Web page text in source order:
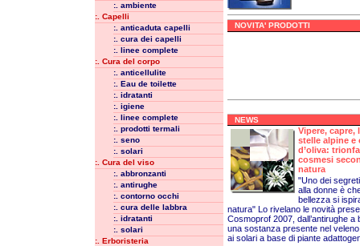
:. ambiente
:. Capelli
:. anticaduta capelli
:. cura dei capelli
:. linee complete
:. Cura del corpo
:. anticellulite
:. Eau de toilette
:. idratanti
:. igiene
:. linee complete
:. prodotti termali
:. seno
:. solari
:. Cura del viso
:. abbronzanti
:. antirughe
:. contorno occhi
:. cura delle labbra
:. idratanti
:. solari
:. Erboristeria
NOVITA' PRODOTTI
NEWS
Vipere, capre,
stelle alpine e
d’oliva:
cosmesi
natura
"Uno dei
alla donne è
bellezza si
natura" Lo rivelano le novità
Cosmoprof 2007, dall’antirughe a
una sostanza presente nel
ai solari a base di piante